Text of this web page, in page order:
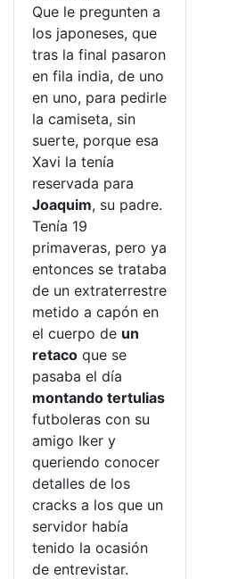
Que le pregunten a
los japoneses, que
tras la final pasaron
en fila india, de uno
en uno, para pedirle
la camiseta, sin
suerte, porque esa
Xavi la tenía
reservada para
Joaquim, su padre.
Tenía 19
primaveras, pero ya
entonces se trataba
de un extraterrestre
metido a capón en
el cuerpo de un
retaco que se
pasaba el día
montando tertulias
futboleras con su
amigo Iker y
queriendo conocer
detalles de los
cracks a los que un
servidor había
tenido la ocasión
de entrevistar.